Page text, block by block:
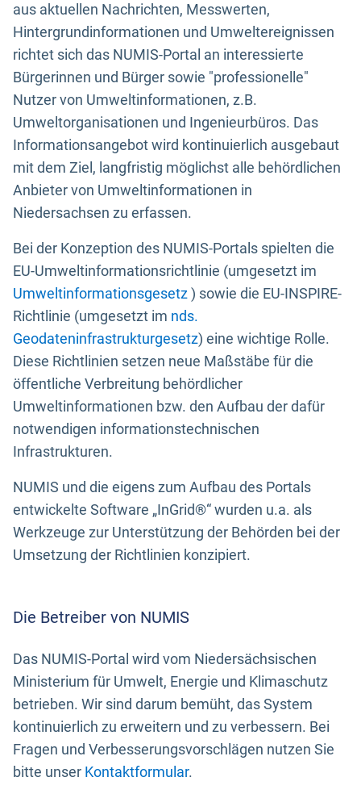
aus aktuellen Nachrichten, Messwerten,
Hintergrundinformationen und Umweltereignissen
richtet sich das NUMIS-Portal an interessierte
Bürgerinnen und Bürger sowie "professionelle"
Nutzer von Umweltinformationen, z.B.
Umweltorganisationen und Ingenieurbüros. Das
Informationsangebot wird kontinuierlich ausgebaut
mit dem Ziel, langfristig möglichst alle behördlichen
Anbieter von Umweltinformationen in
Niedersachsen zu erfassen.
Bei der Konzeption des NUMIS-Portals spielten die
EU-Umweltinformationsrichtlinie (umgesetzt im
Umweltinformationsgesetz) sowie die EU-INSPIRE-
Richtlinie (umgesetzt im nds.
Geodateninfrastrukturgesetz) eine wichtige Rolle.
Diese Richtlinien setzen neue Maßstäbe für die
öffentliche Verbreitung behördlicher
Umweltinformationen bzw. den Aufbau der dafür
notwendigen informationstechnischen
Infrastrukturen.
NUMIS und die eigens zum Aufbau des Portals
entwickelte Software „InGrid®“ wurden u.a. als
Werkzeuge zur Unterstützung der Behörden bei der
Umsetzung der Richtlinien konzipiert.
Die Betreiber von NUMIS
Das NUMIS-Portal wird vom Niedersächsischen
Ministerium für Umwelt, Energie und Klimaschutz
betrieben. Wir sind darum bemüht, das System
kontinuierlich zu erweitern und zu verbessern. Bei
Fragen und Verbesserungsvorschlägen nutzen Sie
bitte unser Kontaktformular.